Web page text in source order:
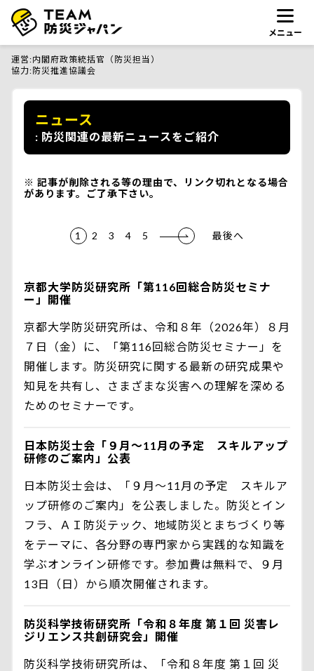
メニュー
運営 内閣府政策統括官（防災担当）
協力 防災推進協議会
ニュース
防災関連の最新ニュースをご紹介
記事が削除される等の理由で、リンク切れとなる場合
があります。ご了承下さい。
1 2 3 4 5 最後へ
京都大学防災研究所「第116回総合防災セミナ
ー」開催
京都大学防災研究所は、令和８年（2026年）８月
７日（金）に、「第116回総合防災セミナー」を
開催します。防災研究に関する最新の研究成果や
知見を共有し、さまざまな災害への理解を深める
ためのセミナーです。
日本防災士会「９月～11月の予定 スキルアップ
研修のご案内」公表
日本防災士会は、「９月～11月の予定 スキルア
ップ研修のご案内」を公表しました。防災とイン
フラ、ＡＩ防災テック、地域防災とまちづくり等
をテーマに、各分野の専門家から実践的な知識を
学ぶオンライン研修です。参加費は無料で、９月
13日（日）から順次開催されます。
防災科学技術研究所「令和８年度 第１回 災害レ
ジリエンス共創研究会」開催
防災科学技術研究所は、「令和８年度 第１回 災